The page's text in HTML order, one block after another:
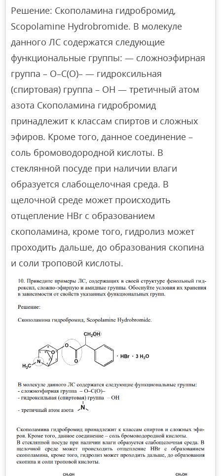
Решение: Скополамина гидробромид,
Scopolamine Hydrobromide. В молекуле
данного ЛС содержатся следующие
функциональные группы: — сложноэфирная
группа – О–С(O)– — гидроксильная
(спиртовая) группа – OH — третичный атом
азота Скополамина гидробромид
принадлежит к классам спиртов и сложных
эфиров. Кроме того, данное соединение –
соль бромоводородной кислоты. В
стеклянной посуде при наличии влаги
образуется слабощелочная среда. В
щелочной среде может происходить
отщепление HBr с образованием
cкополамина, кроме того, гидролиз может
проходить дальше, до образования скопина
и соли троповой кислоты.